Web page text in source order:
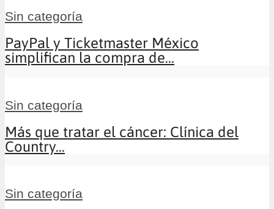
Sin categoría
PayPal y Ticketmaster México
simplifican la compra de...
Sin categoría
Más que tratar el cáncer: Clínica del
Country...
Sin categoría